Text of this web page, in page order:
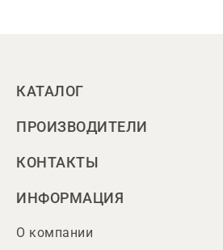
КАТАЛОГ
ПРОИЗВОДИТЕЛИ
КОНТАКТЫ
ИНФОРМАЦИЯ
О компании